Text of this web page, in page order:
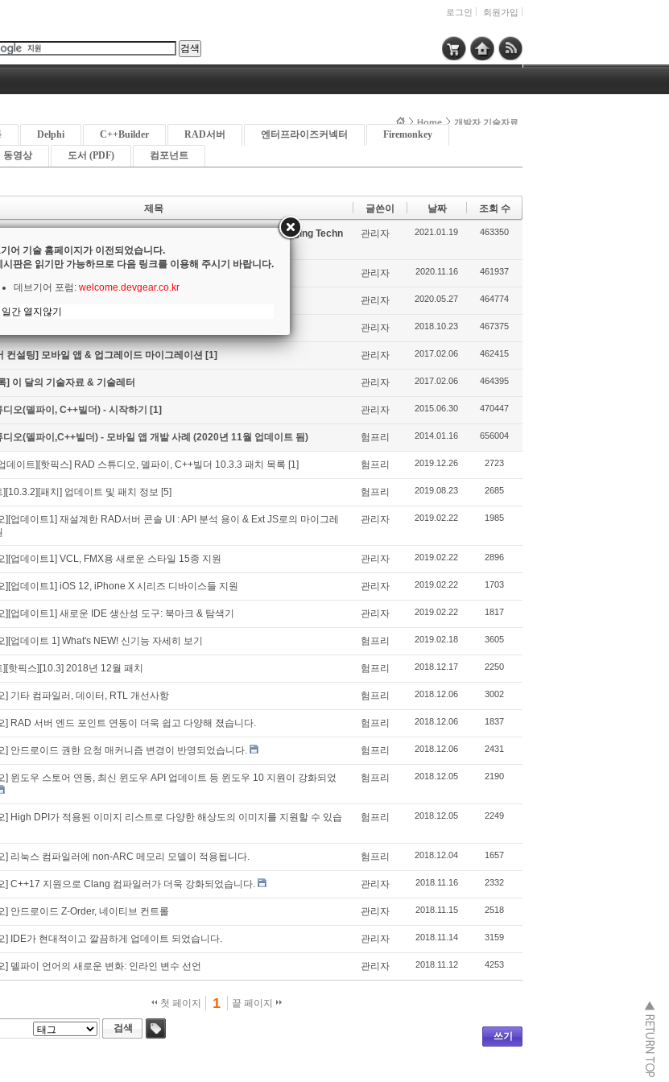
로그인 회원가입
Home 개발자 기술자료
Delphi C++Builder RAD서버 엔터프라이즈커넥터
Firemonkey
동영상 도서 (PDF) 컴포넌트
제목 글쓴이 날짜 조회 수
요약] 코드사이트 로깅 실전 활용 기법 (Real-world CodeSite Logging Techn
관리자 2021.01.19 463350
요약] 오른쪽 클릭은 옳다 (Right Click is Right) 관리자 2020.11.16 461937
니] What's NEW! 신기능 자세히 보기 관리자 2020.05.27 464774
오(델파이,C++빌더) - 고객 사례 목록 관리자 2018.10.23 467375
컨설팅] 모바일 앱 & 업그레이드 마이그레이션 [1] 관리자 2017.02.06 462415
] 이 달의 기술자료 & 기술레터 관리자 2017.02.06 464395
오(델파이, C++빌더) - 시작하기 [1] 관리자 2015.06.30 470447
디오(델파이,C++빌더) - 모바일 앱 개발 사례 (2020년 11월 업데이트 됨) 험프리 2014.01.16 656004
데이트][핫픽스] RAD 스튜디오, 델파이, C++빌더 10.3.3 패치 목록 [1] 험프리 2019.12.26 2723
][10.3.2][패치] 업데이트 및 패치 정보 [5] 험프리 2019.08.23 2685
][업데이트1] 재설계한 RAD서버 콘솔 UI : API 분석 용이 & Ext JS로의 마이그레
관리자 2019.02.22 1985
][업데이트1] VCL, FMX용 새로운 스타일 15종 지원 관리자 2019.02.22 2896
][업데이트1] iOS 12, iPhone X 시리즈 디바이스들 지원 관리자 2019.02.22 1703
][업데이트1] 새로운 IDE 생산성 도구: 북마크 & 탐색기 관리자 2019.02.22 1817
][업데이트 1] What's NEW! 신기능 자세히 보기 험프리 2019.02.18 3605
][핫픽스][10.3] 2018년 12월 패치 험프리 2018.12.17 2250
] 기타 컴파일러, 데이터, RTL 개선사항 험프리 2018.12.06 3002
] RAD 서버 엔드 포인트 연동이 더욱 쉽고 다양해 졌습니다. 험프리 2018.12.06 1837
] 안드로이드 권한 요청 매커니즘 변경이 반영되었습니다. 험프리 2018.12.06 2431
] 윈도우 스토어 연동, 최신 윈도우 API 업데이트 등 윈도우 10 지원이 강화되었
험프리 2018.12.05 2190
] High DPI가 적용된 이미지 리스트로 다양한 해상도의 이미지를 지원할 수 있습
험프리 2018.12.05 2249
] 리눅스 컴파일러에 non-ARC 메모리 모델이 적용됩니다. 험프리 2018.12.04 1657
] C++17 지원으로 Clang 컴파일러가 더욱 강화되었습니다. 관리자 2018.11.16 2332
] 안드로이드 Z-Order, 네이티브 컨트롤 관리자 2018.11.15 2518
] IDE가 현대적이고 깔끔하게 업데이트 되었습니다. 관리자 2018.11.14 3159
] 델파이 언어의 새로운 변화: 인라인 변수 선언 관리자 2018.11.12 4253
첫 페이지 1 끝 페이지
쓰기
검색
어 기술 홈페이지가 이전되었습니다.
시판은 읽기만 가능하므로 다음 링크를 이용해 주시기 바랍니다.
데브기어 포럼: welcome.devgear.co.kr
간 열지않기